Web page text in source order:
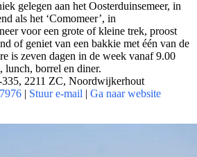
gelegen aan het Oosterduinsemeer, in
als het ‘Comomeer’, in
voor een grote of kleine trek, proost
of geniet van een bakkie met één van de
is zeven dagen in de week vanaf 9.00
lunch, borrel en diner.
2211 ZC, Noordwijkerhout
| Stuur e-mail | Ga naar website